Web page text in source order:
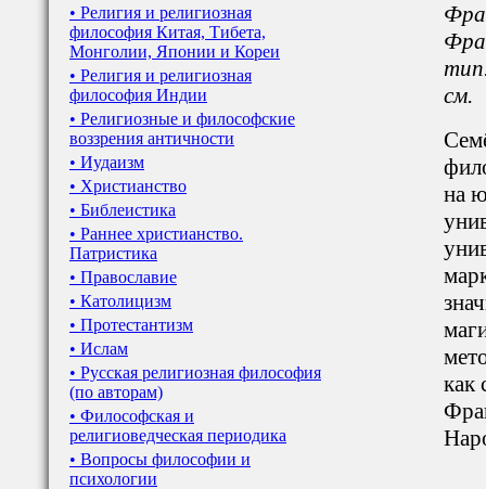
• Религия и религиозная
философия Китая, Тибета,
Монголии, Японии и Кореи
• Религия и религиозная
философия Индии
• Религиозные и философские
воззрения античности
• Иудаизм
• Христианство
• Библеистика
• Раннее христианство.
Патристика
• Православие
• Католицизм
• Протестантизм
• Ислам
• Русская религиозная философия
(по авторам)
• Философская и
религиоведческая периодика
• Вопросы философии и
психологии
см.
на
как